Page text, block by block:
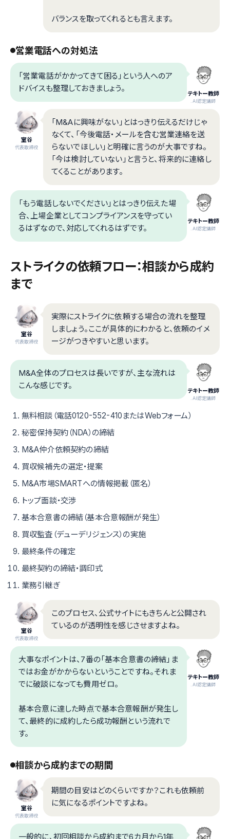
バランスを取ってくれるとも言えます。
営業電話への対処法
テキトー教師
.AI認定講師
「営業電話がかかってきて困る」という人へのア
ドバイスも整理しておきましょう。
室谷
代表取締役
「M&Aに興味がない」とはっきり伝えるだけじゃ
なくて、「今後電話・メールを含む営業連絡を送
らないでほしい」と明確に言うのが大事ですね。
「今は検討していない」と言うと、将来的に連絡し
てくることがあります。
テキトー教師
.AI認定講師
「もう電話しないでください」とはっきり伝えた場
合、上場企業としてコンプライアンスを守ってい
るはずなので、対応してくれるはずです。
ストライクの依頼フロー：相談から成約
まで
室谷
代表取締役
実際にストライクに依頼する場合の流れを整理
しましょう。ここが具体的にわかると、依頼のイメ
ージがつきやすいと思います。
テキトー教師
.AI認定講師
M&A全体のプロセスは長いですが、主な流れは
こんな感じです。
無料相談（電話0120-552-410またはWebフォーム）
秘密保持契約（NDA）の締結
M&A仲介依頼契約の締結
買収候補先の選定・提案
M&A市場SMARTへの情報掲載（匿名）
トップ面談・交渉
基本合意書の締結（基本合意報酬が発生）
買収監査（デューデリジェンス）の実施
最終条件の確定
最終契約の締結・調印式
業務引継ぎ
室谷
代表取締役
このプロセス、公式サイトにもきちんと公開され
ているのが透明性を感じさせますよね。
テキトー教師
.AI認定講師
大事なポイントは、7番の「基本合意書の締結」ま
ではお金がかからないということですね。それま
でに破談になっても費用ゼロ。
基本合意に達した時点で基本合意報酬が発生し
て、最終的に成約したら成功報酬という流れで
す。
相談から成約までの期間
室谷
代表取締役
期間の目安はどのくらいですか？これも依頼前
に気になるポイントですよね。
一般的に、初回相談から成約まで6カ月から1年